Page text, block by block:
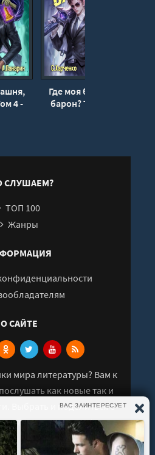
4 -
Где моя башня,
барон? Том 3 -
СЛУШАЕМ?
ТОП 100
Жанры
О САЙТЕ
мира литературы? Вам к
как новые так и
Выбрать и поделиться с
аудиокнигами!